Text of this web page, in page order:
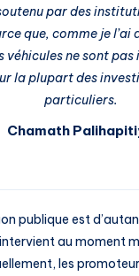
par des
que, comme je l’ai
véhicules ne sont pas
la plupart des
particuliers.
Chamath
publique est
au moment
les